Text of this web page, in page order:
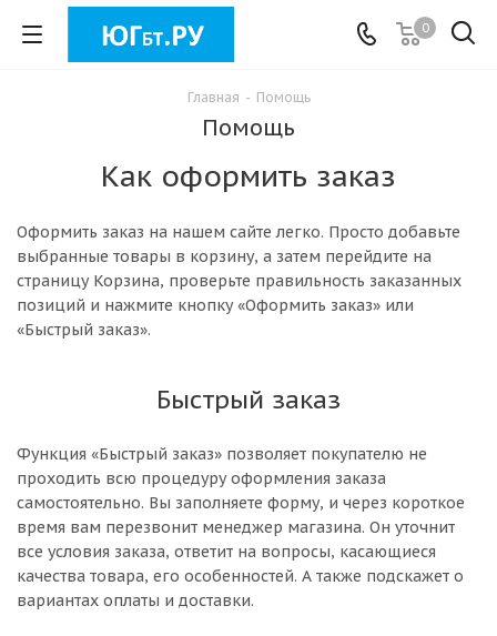
0
Главная - Помощь
Помощь
Как оформить заказ
Оформить заказ на нашем сайте легко. Просто добавьте
выбранные товары в корзину, а затем перейдите на
страницу Корзина, проверьте правильность заказанных
позиций и нажмите кнопку «Оформить заказ» или
«Быстрый заказ».
Быстрый заказ
Функция «Быстрый заказ» позволяет покупателю не
проходить всю процедуру оформления заказа
самостоятельно. Вы заполняете форму, и через короткое
время вам перезвонит менеджер магазина. Он уточнит
все условия заказа, ответит на вопросы, касающиеся
качества товара, его особенностей. А также подскажет о
вариантах оплаты и доставки.